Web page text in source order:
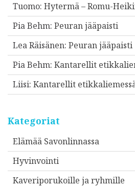
Tuomo: Hytermä – Romu-
Pia Behm: Peuran jääpaisti
Lea Räisänen: Peuran jääpaisti
Pia Behm: Kantarellit
Liisi: Kantarellit
Kategoriat
Elämää Savonlinnassa
Hyvinvointi
Kaveriporukoille ja ryhmille